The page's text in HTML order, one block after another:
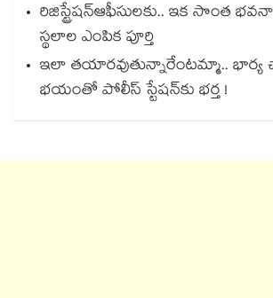
రిజిస్ట్రేషన్ఆఫీసులకు.. ఇక సొంత
స్థలాల ఎంపిక పూర్తి
ఇలా తయారవుతున్నారేంటమ్మా.. భార్య
భయంతో పోలీస్ స్టేషన్⁫కు భర్త !